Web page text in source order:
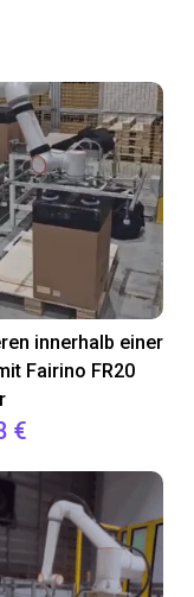
innerhalb einer
Fairino FR20
€